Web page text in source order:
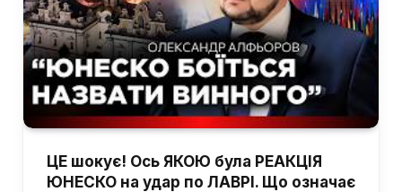
ЦЕ шокує! Ось ЯКОЮ була РЕАКЦІЯ
ЮНЕСКО на удар по ЛАВРІ. Що означає